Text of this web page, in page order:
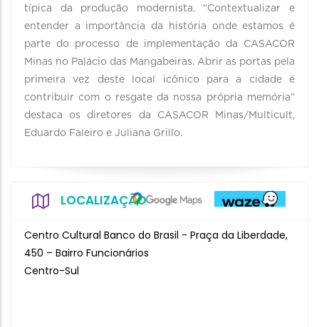
típica da produção modernista. “Contextualizar e
entender a importância da história onde estamos é
parte do processo de implementação da CASACOR
Minas no Palácio das Mangabeiras. Abrir as portas pela
primeira vez deste local icônico para a cidade é
contribuir com o resgate da nossa própria memória”
destaca os diretores da CASACOR Minas/Multicult,
Eduardo Faleiro e Juliana Grillo.
LOCALIZAÇÃO
Centro Cultural Banco do Brasil - Praça da Liberdade,
450 – Bairro Funcionários
Centro-Sul